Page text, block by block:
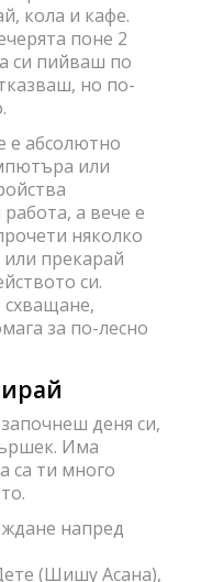
кола и кафе.
поне 2
си пийваш по
но по-
е абсолютно
или
а вече е
няколко
прекарай
си.
за по-лесно
деня си,
Има
са ти много
напред
(Шишу Асана),